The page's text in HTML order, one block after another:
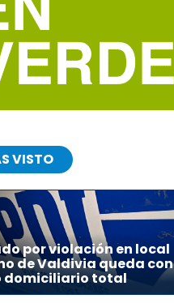
VISTO
por violación en local
de Valdivia queda con
domiciliario total